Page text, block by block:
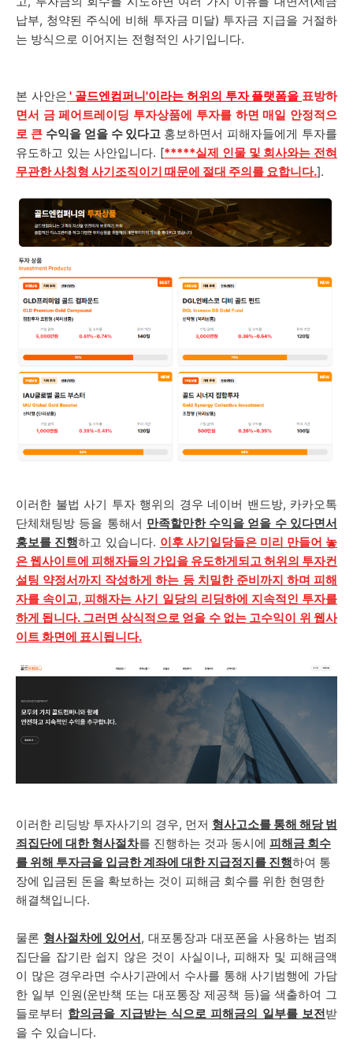
납부, 청약된 주식에 비해 투자금 미달) 투자금 지급을 거절하
는 방식으로 이어지는 전형적인 사기입니다.
본 사안은 ' 골드엔컴퍼니'이라는 허위의 투자 플랫폼을 표방하
면서 금 페어트레이딩 투자상품에 투자를 하면 매일 안정적으
로 큰 수익을 얻을 수 있다고 홍보하면서 피해자들에게 투자를
유도하고 있는 사안입니다. [*****실제 인물 및 회사와는 전혀
무관한 사칭형 사기조직이기 때문에 절대 주의를 요합니다.].
이러한 불법 사기 투자 행위의 경우 네이버 밴드방, 카카오톡
단체채팅방 등을 통해서 만족할만한 수익을 얻을 수 있다면서
홍보를 진행하고 있습니다. 이후 사기일당들은 미리 만들어 놓
은 웹사이트에 피해자들의 가입을 유도하게되고 허위의 투자컨
설팅 약정서까지 작성하게 하는 등 치밀한 준비까지 하며 피해
자를 속이고, 피해자는 사기 일당의 리딩하에 지속적인 투자를
하게 됩니다. 그러면 상식적으로 얻을 수 없는 고수익이 위 웹사
이트 화면에 표시됩니다.
이러한 리딩방 투자사기의 경우, 먼저 형사고소를 통해 해당 범
죄집단에 대한 형사절차를 진행하는 것과 동시에 피해금 회수
를 위해 투자금을 입금한 계좌에 대한 지급정지를 진행하여 통
장에 입금된 돈을 확보하는 것이 피해금 회수를 위한 현명한
해결책입니다.
물론 형사절차에 있어서, 대포통장과 대포폰을 사용하는 범죄
집단을 잡기란 쉽지 않은 것이 사실이나, 피해자 및 피해금액
이 많은 경우라면 수사기관에서 수사를 통해 사기범행에 가담
한 일부 인원(운반책 또는 대포통장 제공책 등)을 색출하여 그
들로부터 합의금을 지급받는 식으로 피해금의 일부를 보전받
을 수 있습니다.